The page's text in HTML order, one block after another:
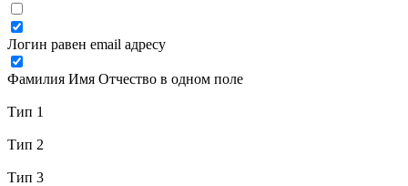
Логин равен email адресу
Фамилия Имя Отчество в одном поле
Тип 1
Тип 2
Тип 3